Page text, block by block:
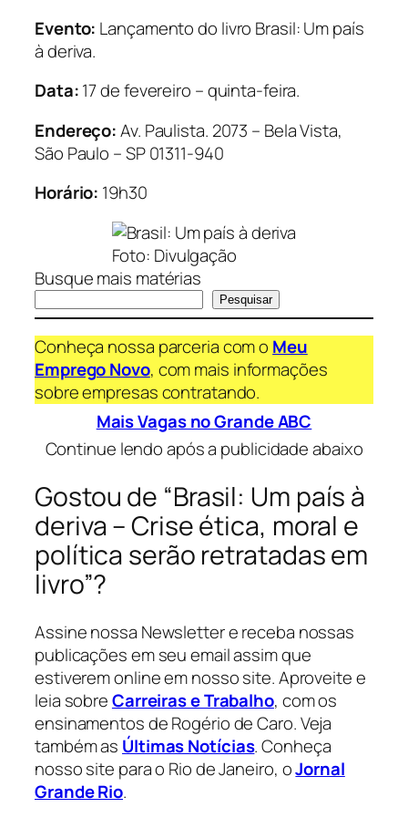
Evento: Lançamento do livro Brasil: Um país
à deriva.
Data:17 de fevereiro – quinta-feira.
Endereço:Av. Paulista. 2073 – Bela Vista,
São Paulo – SP 01311-940
Horário: 19h30
Foto: Divulgação
Busque mais matérias
Pesquisar
Conheça nossa parceria com o Meu
Emprego Novo, com mais informações
sobre empresas contratando.
Mais Vagas no Grande ABC
Continue lendo após a publicidade abaixo
Gostou de “Brasil: Um país à
deriva – Crise ética, moral e
política serão retratadas em
livro”?
Assine nossa Newsletter e receba nossas
publicações em seu email assim que
estiverem online em nosso site. Aproveite e
leia sobreCarreiras e Trabalho, com os
ensinamentos de Rogério de Caro. Veja
também as Últimas Notícias. Conheça
nosso site para o Rio de Janeiro, oJornal
Grande Rio.